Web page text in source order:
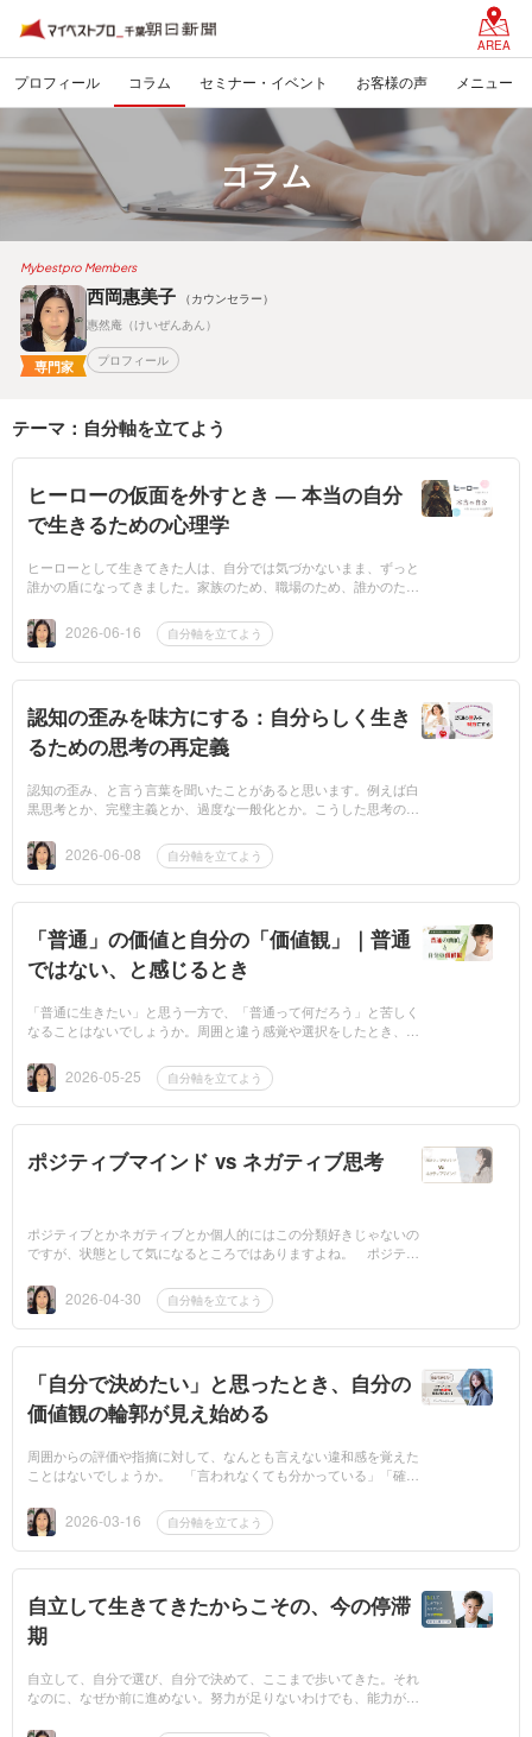
AREA
プロフィール コラム セミナー・イベント お客様の声 メニュー
コラム
Mybestpro Members
専門家
西岡惠美子
（カウンセラー）
惠然庵（けいぜんあん）
プロフィール
テーマ：自分軸を立てよう
ヒーローの仮面を外すとき ― 本当の自分
で生きるための心理学
ヒーローとして生きてきた人は、自分では気づかないまま、ずっと
誰かの盾になってきました。家族のため、職場のため、誰かのため
界は後回し。...
2026-06-16 自分軸を立てよう
認知の歪みを味方にする：自分らしく生き
るための思考の再定義
認知の歪み、と言う言葉を聞いたことがあると思います。例えば白
黒思考とか、完璧主義とか、過度な一般化とか。こうした思考の傾
ましょう」と捉...
2026-06-08 自分軸を立てよう
「普通」の価値と自分の「価値観」｜普通
ではない、と感じるとき
「普通に生きたい」と思う一方で、「普通って何だろう」と苦しく
なることはないでしょうか。周囲と違う感覚や選択をしたとき、人
しいのは「普...
2026-05-25 自分軸を立てよう
ポジティブマインド vs ネガティブ思考
ポジティブとかネガティブとか個人的にはこの分類好きじゃないの
ですが、状態として気になるところではありますよね。 ポジティ
した区分...2026-04-30 自分軸を立てよう
「自分で決めたい」と思ったとき、自分の
価値観の輪郭が見え始める
周囲からの評価や指摘に対して、なんとも言えない違和感を覚えた
ことはないでしょうか。 「言われなくても分かっている」「確か
葉にできない。...
2026-03-16 自分軸を立てよう
自立して生きてきたからこその、今の停滞
期
自立して、自分で選び、自分で決めて、ここまで歩いてきた。それ
なのに、なぜか前に進めない。努力が足りないわけでも、能力がな